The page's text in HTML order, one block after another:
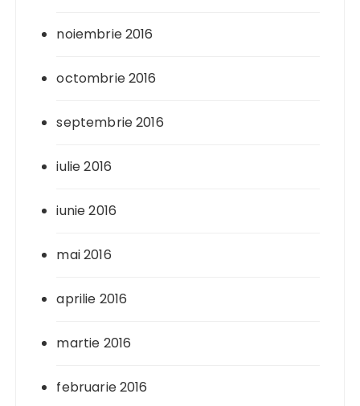
noiembrie 2016
octombrie 2016
septembrie 2016
iulie 2016
iunie 2016
mai 2016
aprilie 2016
martie 2016
februarie 2016